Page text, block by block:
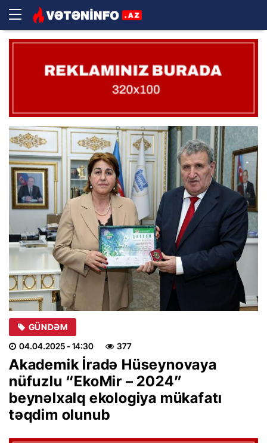
GÜNDƏM
04.04.2025- 14:30 377
Akademik İradə Hüseynovaya
nüfuzlu “EkoMir – 2024”
beynəlxalq ekologiya mükafatı
təqdim olunub